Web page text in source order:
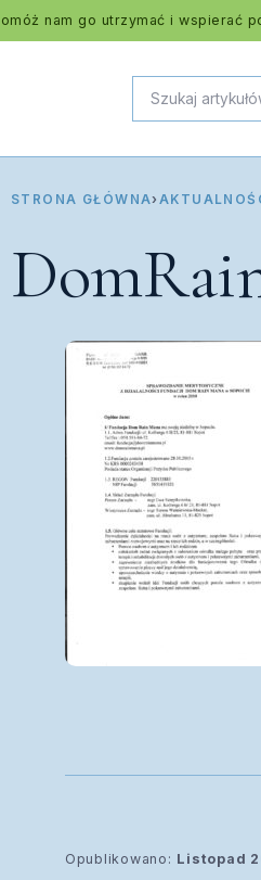
nam go utrzymać i wspierać
STRONA GŁÓWNA›
Opublikowano: Listopad